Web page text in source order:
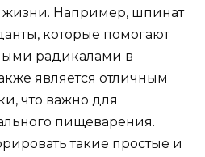
жизни. Например, шпинат
которые помогают
радикалами в
является отличным
что важно для
пищеварения.
такие простые и